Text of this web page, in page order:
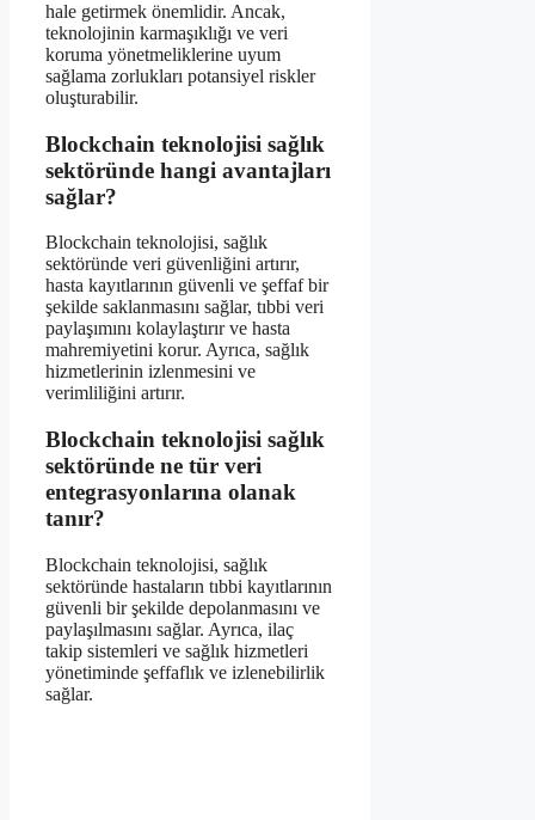
hale getirmek önemlidir. Ancak,
teknolojinin karmaşıklığı ve veri
koruma yönetmeliklerine uyum
sağlama zorlukları potansiyel riskler
oluşturabilir.
Blockchain teknolojisi sağlık
sektöründe hangi avantajları
sağlar?
Blockchain teknolojisi, sağlık
sektöründe veri güvenliğini artırır,
hasta kayıtlarının güvenli ve şeffaf bir
şekilde saklanmasını sağlar, tıbbi veri
paylaşımını kolaylaştırır ve hasta
mahremiyetini korur. Ayrıca, sağlık
hizmetlerinin izlenmesini ve
verimliliğini artırır.
Blockchain teknolojisi sağlık
sektöründe ne tür veri
entegrasyonlarına olanak
tanır?
Blockchain teknolojisi, sağlık
sektöründe hastaların tıbbi kayıtlarının
güvenli bir şekilde depolanmasını ve
paylaşılmasını sağlar. Ayrıca, ilaç
takip sistemleri ve sağlık hizmetleri
yönetiminde şeffaflık ve izlenebilirlik
sağlar.